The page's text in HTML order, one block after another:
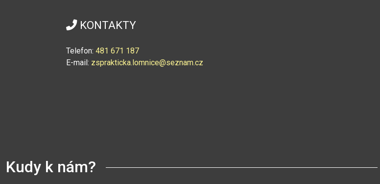
KONTAKTY
Telefon: 481 671 187
E-mail: zsprakticka.lomnice@seznam.cz
Kudy k nám?